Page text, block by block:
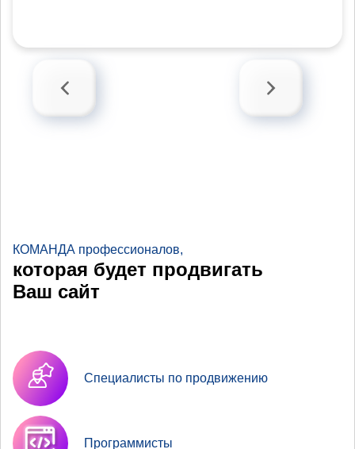
КОМАНДА профессионалов,
которая будет продвигать
Ваш сайт
Специалисты по продвижению
Программисты